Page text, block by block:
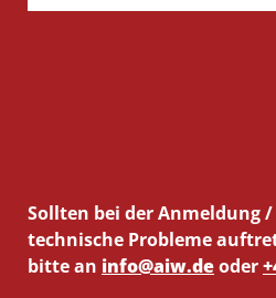
Sollten bei der Anmeldung
technische Probleme
bitte an info@aiw.deoder